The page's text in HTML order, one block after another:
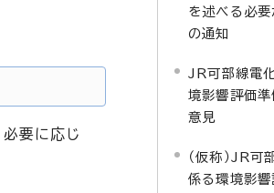
要に応じ
を述べる必
の通知
JR可部線電
境影響評価
意見
（仮称）JR
係る環境影